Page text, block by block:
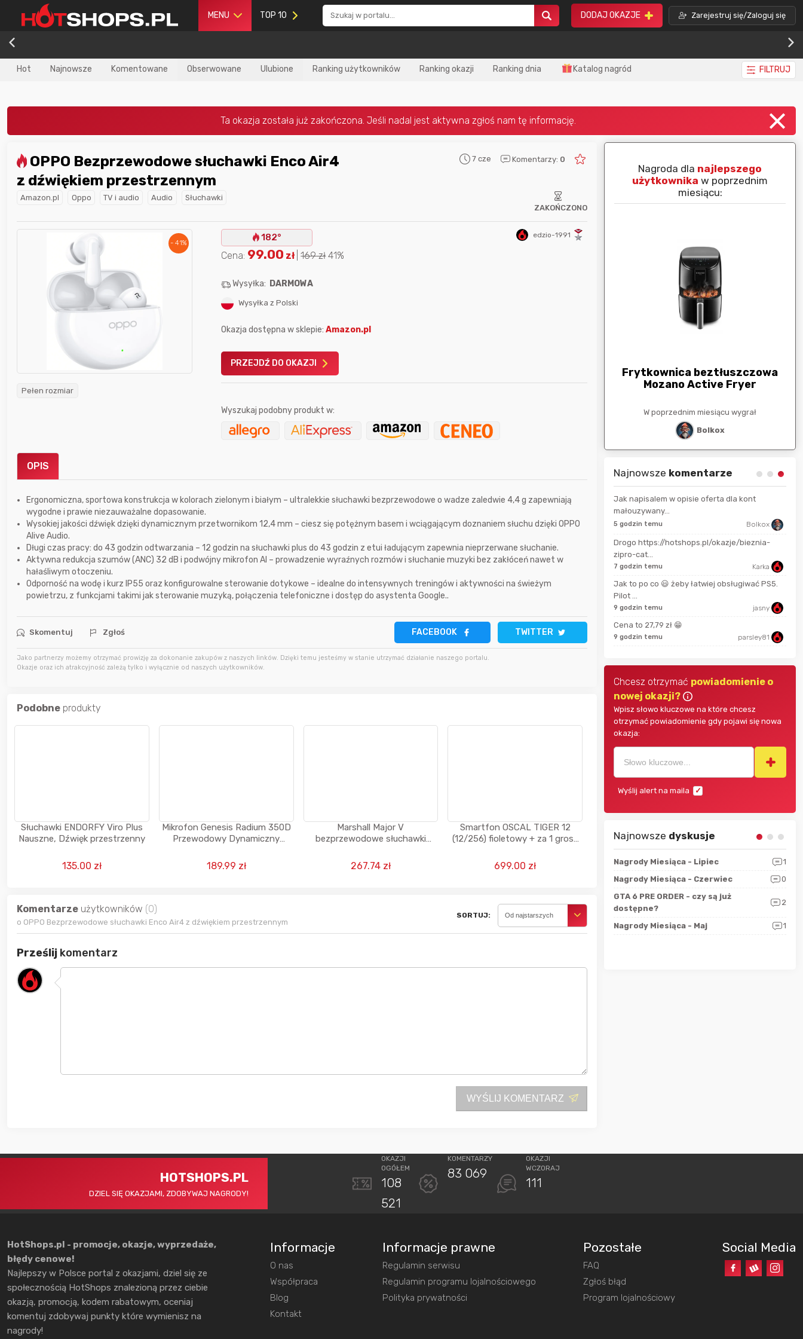
MENU TOP 10 DODAJ OKAZJE Zarejestruj się/Zaloguj się
Hot Najnowsze Komentowane Obserwowane Ulubione Ranking użytkowników Ranking okazji Ranking dnia Katalog nagród FILTRUJ
z dźwiękiem przestrzennym
7 cze Komentarzy: 0
Amazon.pl Oppo TV i audio Audio
Słuchawki
ZAKOŃCZONO
- 41%
Pełen rozmiar
182° edzio-1991
Cena: 99.00 zł 169zł 41%
Wysyłka: DARMOWA
Wysyłka z Polski
Okazja dostępna w sklepie:Amazon.pl
PRZEJDŹ DO OKAZJI
Wyszukaj podobny produkt w:
OPIS
Ergonomiczna, sportowa konstrukcja w kolorach zielonym i białym – ultralekkie słuchawki bezprzewodowe o wadze zaledwie 4,4 g zapewniają
wygodne i prawie niezauważalne dopasowanie.
Wysokiej jakości dźwięk dzięki dynamicznym przetwornikom 12,4 mm – ciesz się potężnym basem i wciągającym doznaniem słuchu dzięki OPPO
Alive Audio.
Długi czas pracy: do 43 godzin odtwarzania – 12 godzin na słuchawki plus do 43 godzin z etui ładującym zapewnia nieprzerwane słuchanie.
Aktywna redukcja szumów (ANC) 32 dB i podwójny mikrofon AI – prowadzenie wyraźnych rozmów i słuchanie muzyki bez zakłóceń nawet w
hałaśliwym otoczeniu.
Odporność na wodę i kurz IP55 oraz konfigurowalne sterowanie dotykowe – idealne do intensywnych treningów i aktywności na świeżym
powietrzu, z funkcjami takimi jak sterowanie muzyką, połączenia telefoniczne i dostęp do asystenta Google..
Skomentuj Zgłoś FACEBOOK TWITTER
Jako partnerzy możemy otrzymać prowizję za dokonanie zakupów z naszych linków. Dzięki temu jesteśmy w stanie utrzymać działanie naszego portalu.
Okazje oraz ich atrakcyjność zależą tylko i wyłącznie od naszych użytkowników.
Podobne produkty
Słuchawki ENDORFY Viro Plus
Nauszne, Dźwięk przestrzenny
135.00 zł
Mikrofon Genesis Radium 350D
Przewodowy Dynamiczny
189.99 zł
Marshall Major V
bezprzewodowe słuchawki
odtwarzania - czarne
267.74 zł
Smartfon OSCAL TIGER 12
(12/256) fioletowy + za 1 grosz
699.00 zł
Komentarze użytkowników (0)
o OPPO Bezprzewodowe słuchawki Enco Air4 z dźwiękiem przestrzennym
SORTUJ: Od najstarszych
Prześlij komentarz
WYŚLIJ KOMENTARZ
najlepszego
w poprzednim
beztłuszczowa
Fryer
Nagroda dla najlepszego
użytkownikaw tym miesiącu:
Gofrownica GÖTZE & JENSEN
DW900 1600W
Nagroda zanajlepiej ocenianą
Karta podarunkowa
Allegro 150zł
Nagroda dla najlepszego
użytkownika w poprzednim
miesiącu:
Frytkownica beztłuszczowa
Mozano Active Fryer
W poprzednim miesiącu wygrał
Bolkox
Najnowsze komentarze
5 godzin temu Bolkox
7 godzin temu
9 godzin temu
2 minuty temu bartekcmg
11 minut temu krzys837
godzinę temu Maciejlak
4 godziny temu
4 godziny temu
5 godzin temu Bolkox
Jak napisalem w opisie oferta dla kont
małouzywany...
5 godzin temu Bolkox
Drogo https://hotshops.pl/okazje/bieznia-
zipro-cat...
7 godzin temu Karka
Jak to po co 😃 żeby łatwiej obsługiwać PS5.
Pilot ...
9 godzin temu jasny
Cena to 27,79 zł 😁
9 godzin temu parsley81
Chcesz otrzymać powiadomienie o
nowej okazji?
Wpisz słowo kluczowe na które chcesz
otrzymać powiadomienie gdy pojawi się nowa
okazja:
Wyślij alert na maila
Najnowsze dyskusje
Sferis - czemu odstrasza?
Katalog nagród
Nagrody Miesiąca - Marzec
Nagrody Miesiąca - Lipiec
1
Nagrody Miesiąca - Czerwiec
0
GTA 6 PRE ORDER - czy są już
dostępne?
2
Nagrody Miesiąca - Maj 1
HOTSHOPS.PL
DZIEL SIĘ OKAZJAMI, ZDOBYWAJ NAGRODY!
OKAZJI
OGÓŁEM
108
521
KOMENTARZY
83 069
OKAZJI
WCZORAJ
111
HotShops.pl - promocje, okazje, wyprzedaże,
błędy cenowe!
Najlepszy w Polsce portal z okazjami, dziel się ze
społecznością HotShops znalezioną przez ciebie
okazją, promocją, kodem rabatowym, oceniaj
komentuj zdobywaj punkty które wymienisz na
nagrody!
Informacje
O nas
Współpraca
Blog
Kontakt
Informacje prawne
Regulamin serwisu
Regulamin programu lojalnościowego
Polityka prywatności
Pozostałe
FAQ
Zgłoś błąd
Program lojalnościowy
Social Media